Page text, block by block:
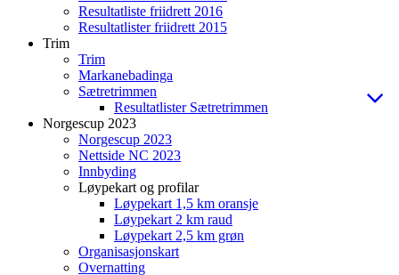
Resultatliste friidrett 2016
Resultatlister friidrett 2015
Trim
Trim
Markanebadinga
Sætretrimmen
Resultatlister Sætretrimmen
Norgescup 2023
Norgescup 2023
Nettside NC 2023
Innbyding
Løypekart og profilar
Løypekart 1,5 km oransje
Løypekart 2 km raud
Løypekart 2,5 km grøn
Organisasjonskart
Overnatting